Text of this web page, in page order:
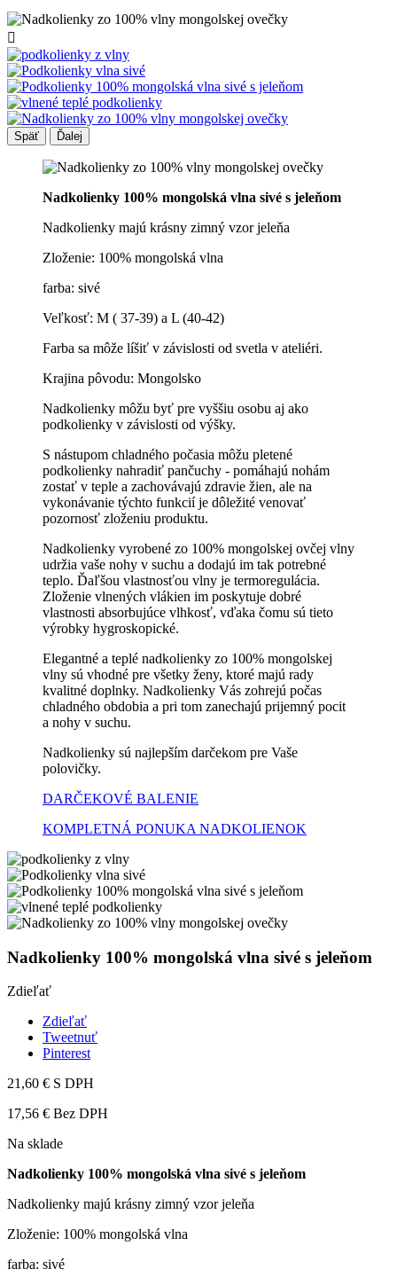

Späť Ďalej
Nadkolienky 100% mongolská vlna sivé s jeleňom
Nadkolienky majú krásny zimný vzor jeleňa
Zloženie: 100% mongolská vlna
farba: sivé
Veľkosť: M ( 37-39) a L (40-42)
Farba sa môže líšiť v závislosti od svetla v ateliéri.
Krajina pôvodu: Mongolsko
Nadkolienky môžu byť pre vyššiu osobu aj ako
podkolienky v závislosti od výšky.
S nástupom chladného počasia môžu pletené
podkolienky nahradiť pančuchy - pomáhajú nohám
zostať v teple a zachovávajú zdravie žien, ale na
vykonávanie týchto funkcií je dôležité venovať
pozornosť zloženiu produktu.
Nadkolienky vyrobené zo 100% mongolskej ovčej vlny
udržia vaše nohy v suchu a dodajú im tak potrebné
teplo. Ďaľšou vlastnosťou vlny je termoregulácia.
Zloženie vlnených vlákien im poskytuje dobré
vlastnosti absorbujúce vlhkosť, vďaka čomu sú tieto
výrobky hygroskopické.
Elegantné a teplé nadkolienky zo 100% mongolskej
vlny sú vhodné pre všetky ženy, ktoré majú rady
kvalitné doplnky. Nadkolienky Vás zohrejú počas
chladného obdobia a pri tom zanechajú prijemný pocit
a nohy v suchu.
Nadkolienky sú najlepším darčekom pre Vaše
polovičky.
DARČEKOVÉ BALENIE
KOMPLETNÁ PONUKA NADKOLIENOK
Nadkolienky 100% mongolská vlna sivé s jeleňom
Zdieľať
Zdieľať
Tweetnuť
Pinterest
21,60 € S DPH
17,56 € Bez DPH
Na sklade
Nadkolienky 100% mongolská vlna sivé s jeleňom
Nadkolienky majú krásny zimný vzor jeleňa
Zloženie: 100% mongolská vlna
farba: sivé